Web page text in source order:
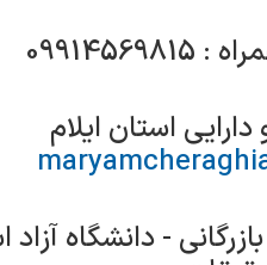
استان ایلام
- دانشگاه آزاد